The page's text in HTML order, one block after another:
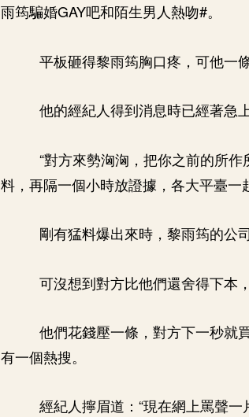
雨筠騙婚GAY吧和陌生男人熱吻#。
平板砸得黎雨筠胸口疼，可他一
他的經紀人得到消息時已經著急
“對方來勢洶洶，把你之前的所
料，再隔一個小時放證據，各大平臺
剛有猛料爆出來時，黎雨筠的公
可沒想到對方比他們還舍得下本
他們花錢壓一條，對方下一秒就
有一個熱搜。
經紀人擰眉道：“現在網上罵聲